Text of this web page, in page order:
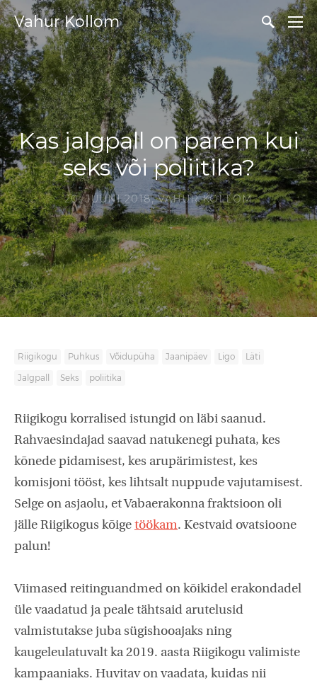
Vahur Kollom
Kas jalgpall on parem kui
seks või poliitika?
20. JUUNI 2018,VAHUR KOLLOM
Riigikogu Puhkus Võidupüha Jaanipäev Ligo Läti
Jalgpall Seks poliitika
Riigikogu korralised istungid on läbi saanud.
Rahvaesindajad saavad natukenegi puhata, kes
kõnede pidamisest, kes arupärimistest, kes
komisjoni tööst, kes lihtsalt nuppude vajutamisest.
Selge on asjaolu, et Vabaerakonna fraktsioon oli
jälle Riigikogus kõige töökam. Kestvaid ovatsioone
palun!
Viimased reitinguandmed on kõikidel erakondadel
üle vaadatud ja peale tähtsaid arutelusid
valmistutakse juba sügishooajaks ning
kaugeleulatuvalt ka 2019. aasta Riigikogu valimiste
kampaaniaks. Huvitav on vaadata, kuidas nii